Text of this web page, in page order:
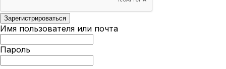
Имя пользователя или почта
Пароль